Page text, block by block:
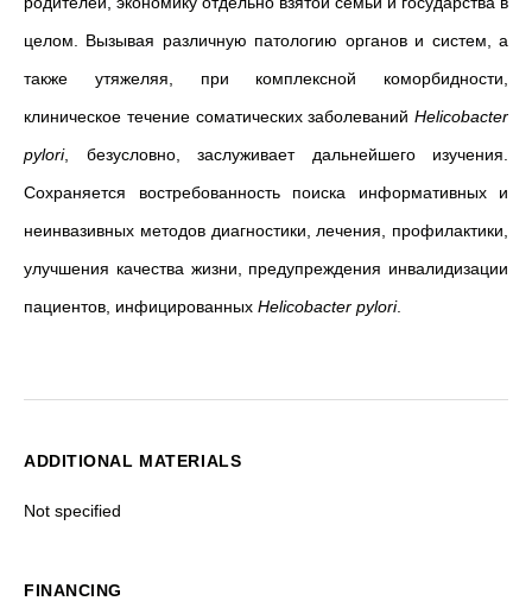
целом. Вызывая различную патологию органов и систем, а
также утяжеляя, при комплексной коморбидности,
клиническое течение соматических заболеваний Helicobacter
pylori, безусловно, заслуживает дальнейшего изучения.
Сохраняется востребованность поиска информативных и
неинвазивных методов диагностики, лечения, профилактики,
улучшения качества жизни, предупреждения инвалидизации
пациентов, инфицированных Helicobacter pylori.
ADDITIONAL MATERIALS
Not specified
FINANCING